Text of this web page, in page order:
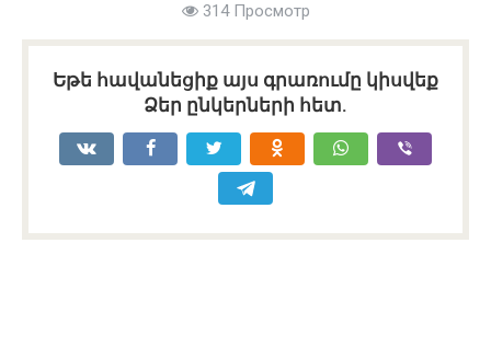
314 Просмотр
Եթե հավանեցիք այս գրառումը կիսվեք
Ձեր ընկերների հետ.